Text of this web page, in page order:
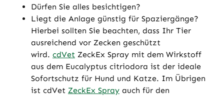
Dürfen Sie alles besichtigen?
Liegt die Anlage günstig für Spaziergänge?
Hierbei sollten Sie beachten, dass Ihr Tier
ausreichend vor Zecken geschützt
wird. cdVet ZeckEx Spray mit dem Wirkstoff
aus dem Eucalyptus citriodora ist der ideale
Sofortschutz für Hund und Katze. Im Übrigen
ist cdVet ZeckEx Spray auch für den